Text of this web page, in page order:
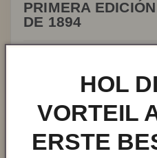
PRIMERA
DE 1894
HOL
VORTEIL
ERSTE